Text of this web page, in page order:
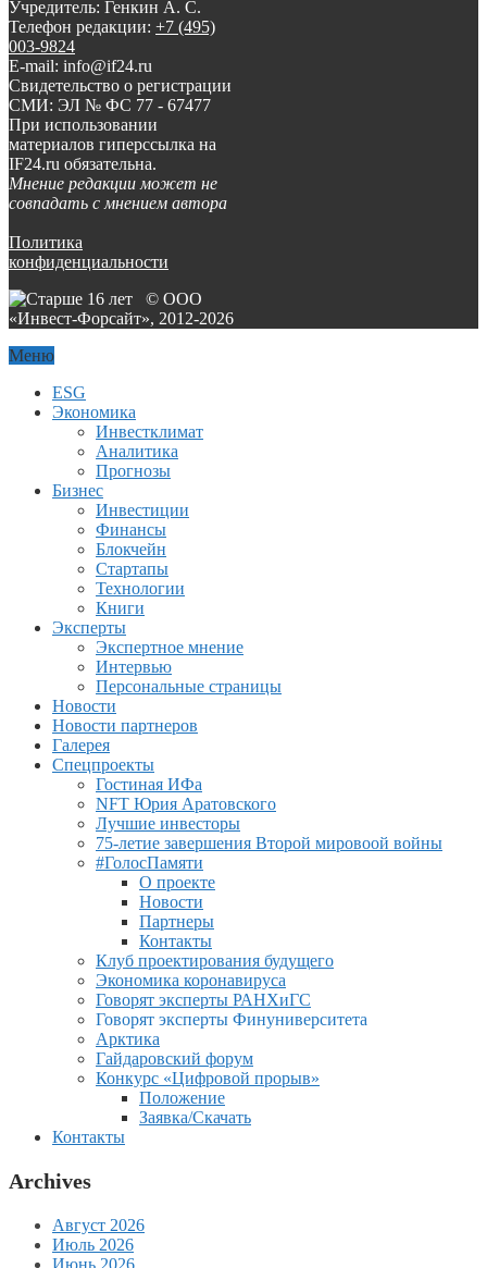
Учредитель: Генкин А. С.
Телефон редакции: +7 (495)
003-9824
E-mail: info@if24.ru
Свидетельство о регистрации
СМИ: ЭЛ № ФС 77 - 67477
При использовании
материалов гиперссылка на
IF24.ru обязательна.
Мнение редакции может не
совпадать с мнением автора
Политика
конфиденциальности
© ООО
«Инвест-Форсайт», 2012-2026
Меню
ESG
Экономика
Инвестклимат
Аналитика
Прогнозы
Бизнес
Инвестиции
Финансы
Блокчейн
Стартапы
Технологии
Книги
Эксперты
Экспертное мнение
Интервью
Персональные страницы
Новости
Новости партнеров
Галерея
Спецпроекты
Гостиная ИФа
NFT Юрия Аратовского
Лучшие инвесторы
75-летие завершения Второй мировоой войны
#ГолосПамяти
О проекте
Новости
Партнеры
Контакты
Клуб проектирования будущего
Экономика коронавируса
Говорят эксперты РАНХиГС
Говорят эксперты Финуниверситета
Арктика
Гайдаровский форум
Конкурс «Цифровой прорыв»
Положение
Заявка/Скачать
Контакты
Archives
Август 2026
Июль 2026
Июнь 2026